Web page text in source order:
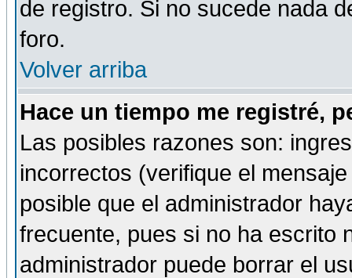
de registro. Si no sucede nada
foro.
Volver arriba
Hace un tiempo me registré,
Las posibles razones son:
incorrectos (verifique el
posible que el administrador
frecuente, pues si no ha escrito
administrador puede borrar el